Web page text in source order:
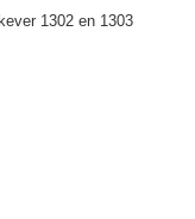
1302 en 1303